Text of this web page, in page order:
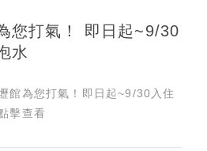
您打氣！ 即日起~9/30
水
館為您打氣！即日起~9/30入住
擊查看